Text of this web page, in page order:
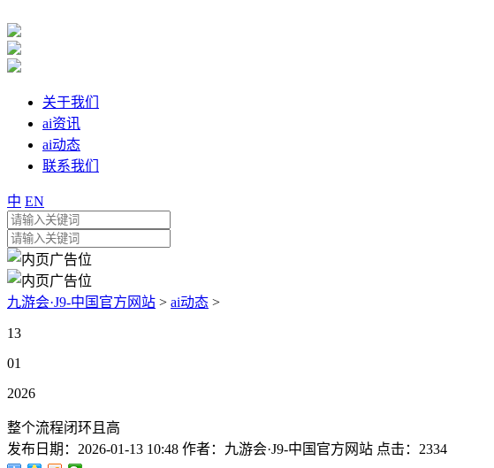
关于我们
ai资讯
ai动态
联系我们
中 EN
九游会·J9-中国官方网站 > ai动态 >
13
01
2026
整个流程闭环且高
发布日期： 2026-01-13 10:48 作者： 九游会·J9-中国官方网站 点击： 2334